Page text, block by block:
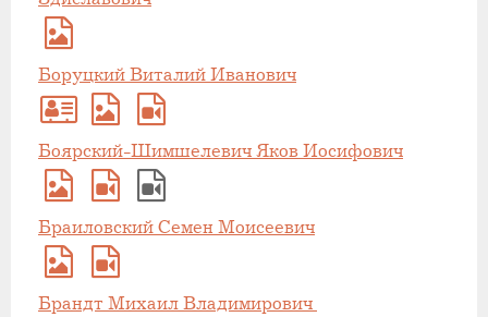
Боруцкий Виталий Иванович
Боярский-Шимшелевич Яков Иосифович
Браиловский Семен Моисеевич
Брандт Михаил Владимирович